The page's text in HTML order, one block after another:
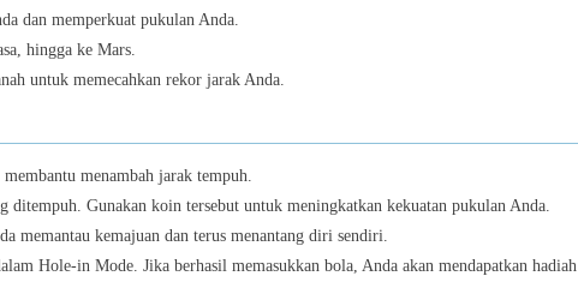
dan memperkuat pukulan Anda.
hingga ke Mars.
untuk memecahkan rekor jarak Anda.
menambah jarak tempuh.
ditempuh. Gunakan koin tersebut untuk meningkatkan kekuatan pukulan Anda.
memantau kemajuan dan terus menantang diri sendiri.
Hole-in Mode. Jika berhasil memasukkan bola, Anda akan mendapatkan hadiah